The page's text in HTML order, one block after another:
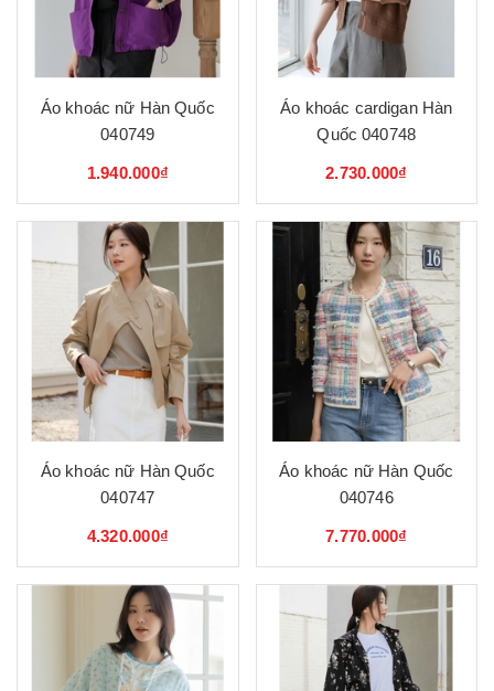
Áo khoác nữ Hàn Quốc
040749
1.940.000₫
Áo khoác cardigan Hàn
Quốc 040748
2.730.000₫
Áo khoác nữ Hàn Quốc
040747
4.320.000₫
Áo khoác nữ Hàn Quốc
040746
7.770.000₫